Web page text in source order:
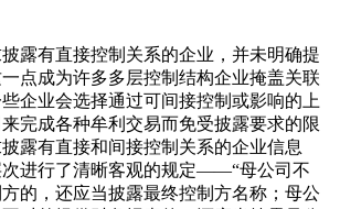
有直接控制关系的企业，并未明确提
点成为许多多层控制结构企业掩盖关联
企业会选择通过可间接控制或影响的上
完成各种牟利交易而免受披露要求的限
露有直接和间接控制关系的企业信息
进行了清晰客观的规定——“母公司不
的，还应当披露最终控制方名称；母公